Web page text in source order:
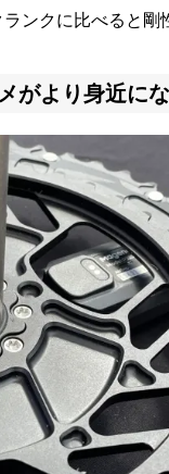
ンクに比べると剛
がより身近に